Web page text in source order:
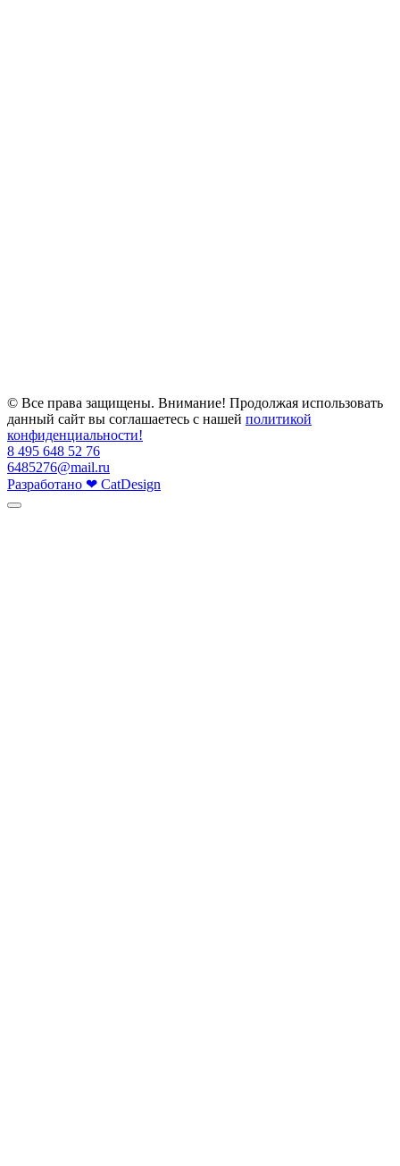
© Все права защищены. Внимание! Продолжая использовать
данный сайт вы соглашаетесь с нашей политикой
конфиденциальности!
8 495 648 52 76
6485276@mail.ru
Разработано ❤ CatDesign